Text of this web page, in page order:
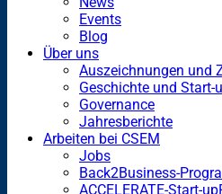
Events
Blog
Über uns
Auszeichnungen und
Geschichte und Start-
Governance
Jahresberichte
Arbeiten bei CSEM
Jobs
Back2Business-
ACCELERATE-Start-